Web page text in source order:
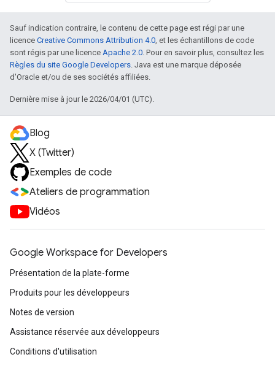
Sauf indication contraire, le contenu de cette page est régi par une
licence Creative Commons Attribution 4.0, et les échantillons de code
sont régis par une licence Apache 2.0. Pour en savoir plus, consultez les
Règles du site Google Developers. Java est une marque déposée
d'Oracle et/ou de ses sociétés affiliées.
Dernière mise à jour le 2026/04/01 (UTC).
Blog
X (Twitter)
Exemples de code
Ateliers de programmation
Vidéos
Google Workspace for Developers
Présentation de la plate-forme
Produits pour les développeurs
Notes de version
Assistance réservée aux développeurs
Conditions d'utilisation